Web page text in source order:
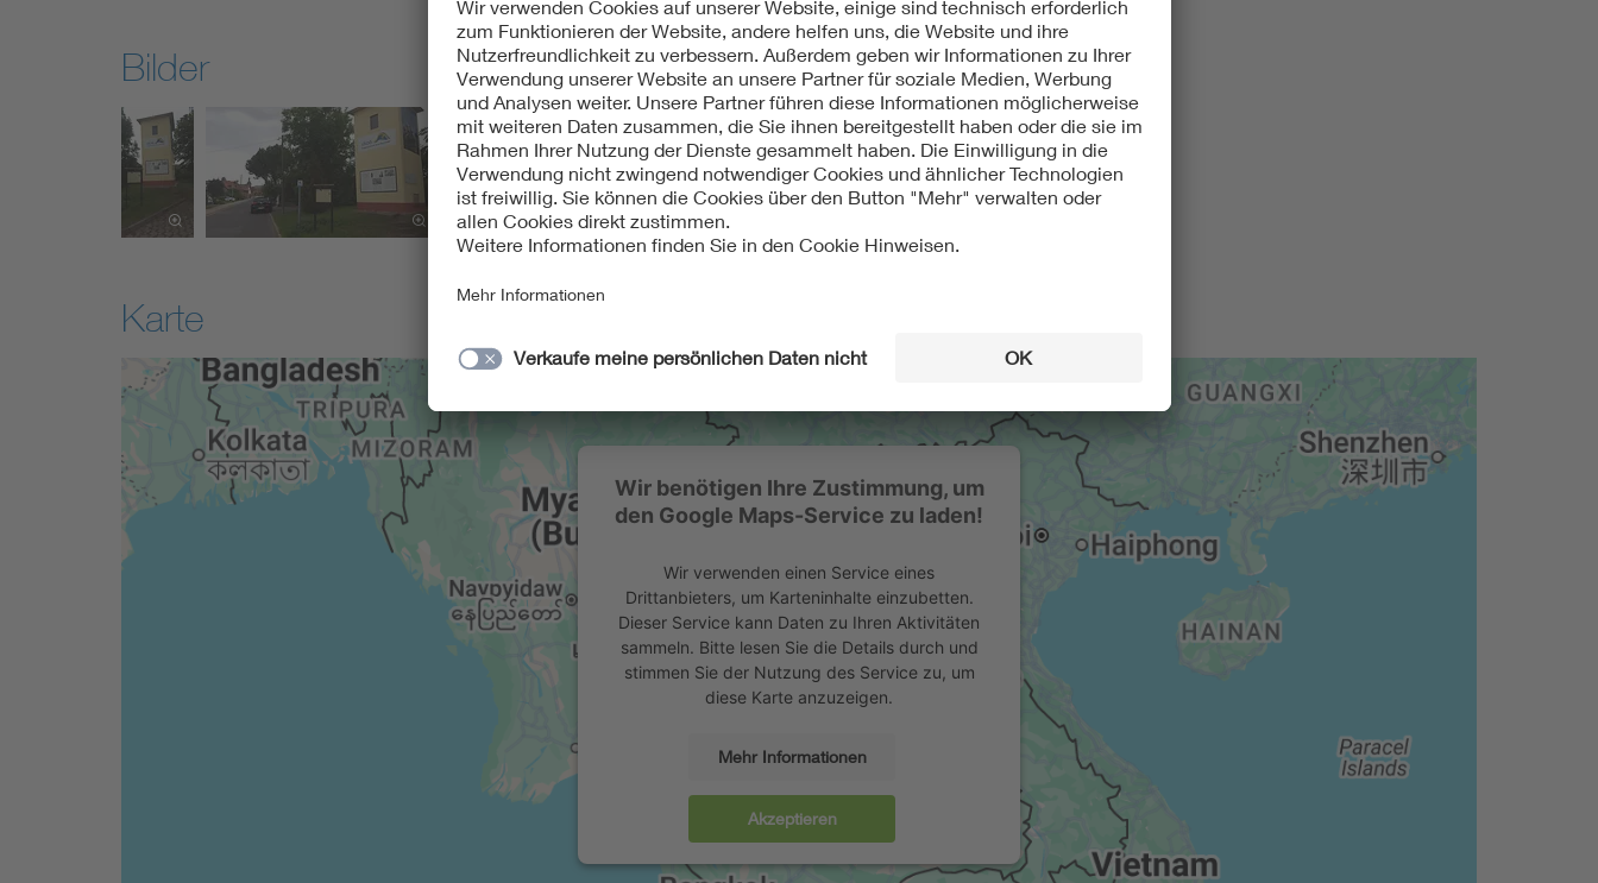
Bilder
Karte
Wir benötigen Ihre Zustimmung, um
den Google Maps-Service zu laden!
Wir verwenden einen Service eines
Drittanbieters, um Karteninhalte einzubetten.
Dieser Service kann Daten zu Ihren Aktivitäten
sammeln. Bitte lesen Sie die Details durch und
stimmen Sie der Nutzung des Service zu, um
diese Karte anzuzeigen.
Mehr Informationen
Akzeptieren